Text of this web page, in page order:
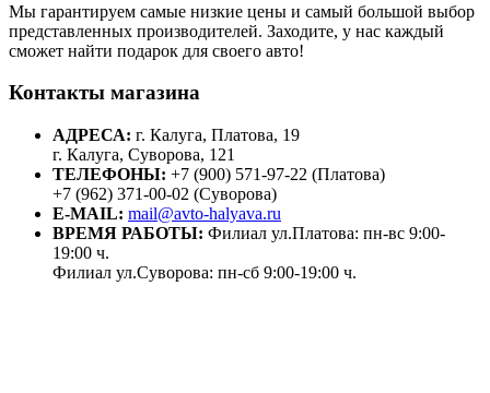
Мы гарантируем самые низкие цены и самый большой выбор
представленных производителей. Заходите, у нас каждый
сможет найти подарок для своего авто!
Контакты магазина
АДРЕСА: г. Калуга, Платова, 19
г. Калуга, Суворова, 121
ТЕЛЕФОНЫ: +7 (900) 571-97-22 (Платова)
+7 (962) 371-00-02 (Суворова)
E-MAIL: mail@avto-halyava.ru
ВРЕМЯ РАБОТЫ: Филиал ул.Платова: пн-вс 9:00-
19:00 ч.
Филиал ул.Суворова: пн-сб 9:00-19:00 ч.